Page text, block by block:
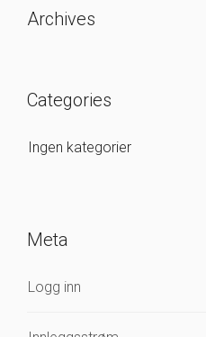
Archives
Categories
Ingen kategorier
Meta
Logg inn